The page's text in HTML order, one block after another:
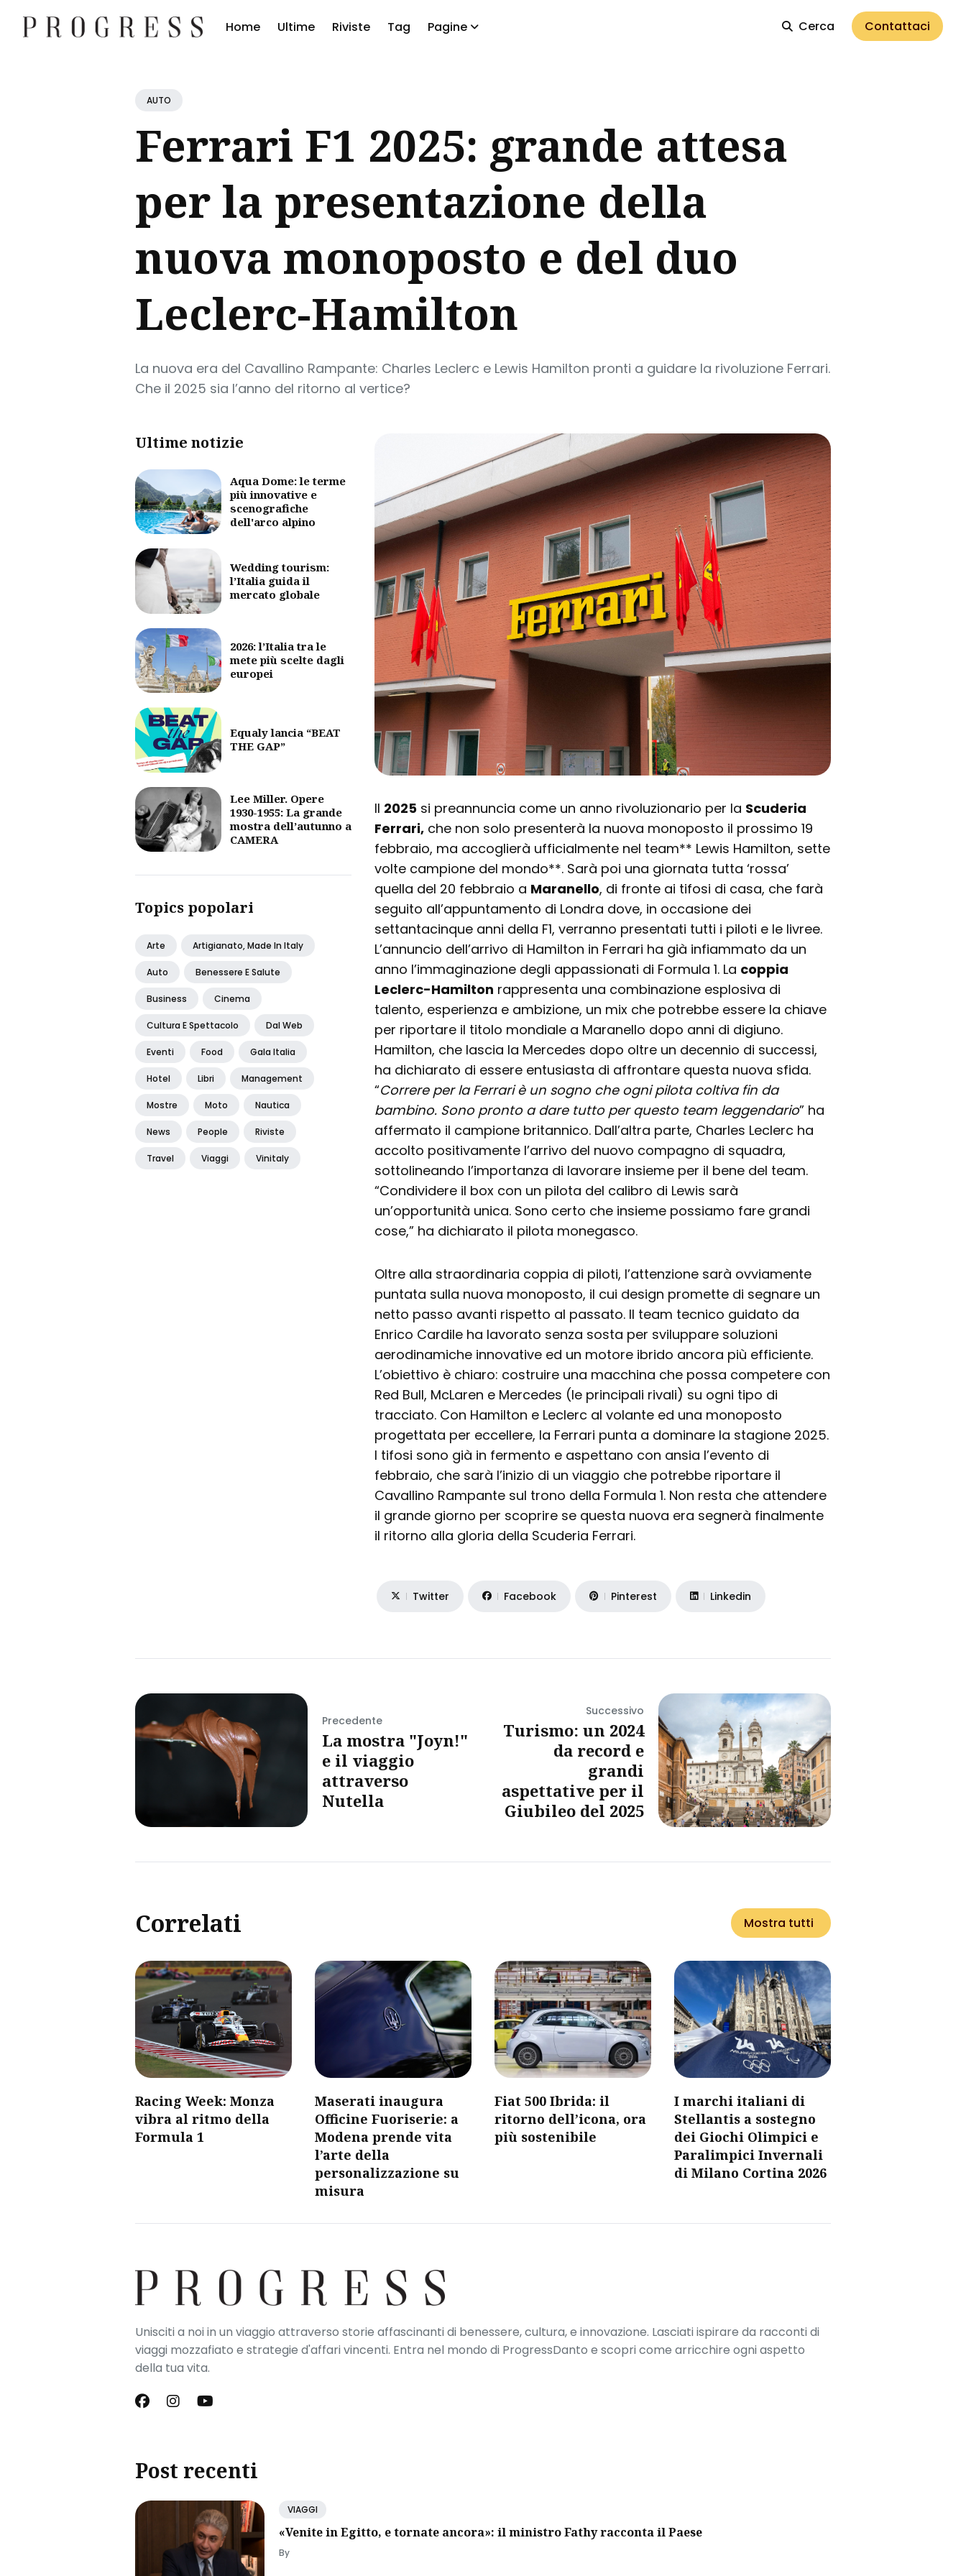
Home Ultime Riviste Tag Pagine Cerca Contattaci
AUTO
Ferrari F1 2025: grande attesa
per la presentazione della
nuova monoposto e del duo
Leclerc-Hamilton
La nuova era del Cavallino Rampante: Charles Leclerc e Lewis Hamilton pronti a guidare la rivoluzione Ferrari.
Che il 2025 sia l’anno del ritorno al vertice?
Ultime notizie
Aqua Dome: le terme
più innovative e
scenografiche
dell'arco alpino
Wedding tourism:
l’Italia guida il
mercato globale
2026: l’Italia tra le
mete più scelte dagli
europei
Equaly lancia “BEAT
THE GAP”
Lee Miller. Opere
1930-1955: La grande
mostra dell’autunno a
CAMERA
Topics popolari
Arte Artigianato, Made In Italy
Auto Benessere E Salute
Business Cinema
Cultura E Spettacolo Dal Web
Eventi Food Gala Italia
Hotel Libri Management
Mostre Moto Nautica
News People Riviste
Travel Viaggi Vinitaly
Il 2025 si preannuncia come un anno rivoluzionario per la Scuderia
Ferrari, che non solo presenterà la nuova monoposto il prossimo 19
febbraio, ma accoglierà ufficialmente nel team** Lewis Hamilton, sette
volte campione del mondo**. Sarà poi una giornata tutta ‘rossa’
quella del 20 febbraio a Maranello, di fronte ai tifosi di casa, che farà
seguito all’appuntamento di Londra dove, in occasione dei
settantacinque anni della F1, verranno presentati tutti i piloti e le livree.
L’annuncio dell’arrivo di Hamilton in Ferrari ha già infiammato da un
anno l’immaginazione degli appassionati di Formula 1. La coppia
Leclerc-Hamilton rappresenta una combinazione esplosiva di
talento, esperienza e ambizione, un mix che potrebbe essere la chiave
per riportare il titolo mondiale a Maranello dopo anni di digiuno.
Hamilton, che lascia la Mercedes dopo oltre un decennio di successi,
ha dichiarato di essere entusiasta di affrontare questa nuova sfida.
“Correre per la Ferrari è un sogno che ogni pilota coltiva fin da
bambino. Sono pronto a dare tutto per questo team leggendario” ha
affermato il campione britannico. Dall’altra parte, Charles Leclerc ha
accolto positivamente l’arrivo del nuovo compagno di squadra,
sottolineando l’importanza di lavorare insieme per il bene del team.
“Condividere il box con un pilota del calibro di Lewis sarà
un’opportunità unica. Sono certo che insieme possiamo fare grandi
cose,” ha dichiarato il pilota monegasco.
Oltre alla straordinaria coppia di piloti, l’attenzione sarà ovviamente
puntata sulla nuova monoposto, il cui design promette di segnare un
netto passo avanti rispetto al passato. Il team tecnico guidato da
Enrico Cardile ha lavorato senza sosta per sviluppare soluzioni
aerodinamiche innovative ed un motore ibrido ancora più efficiente.
L’obiettivo è chiaro: costruire una macchina che possa competere con
Red Bull, McLaren e Mercedes (le principali rivali) su ogni tipo di
tracciato. Con Hamilton e Leclerc al volante ed una monoposto
progettata per eccellere, la Ferrari punta a dominare la stagione 2025.
I tifosi sono già in fermento e aspettano con ansia l’evento di
febbraio, che sarà l’inizio di un viaggio che potrebbe riportare il
Cavallino Rampante sul trono della Formula 1. Non resta che attendere
il grande giorno per scoprire se questa nuova era segnerà finalmente
il ritorno alla gloria della Scuderia Ferrari.
Twitter Facebook Pinterest Linkedin
Precedente
La mostra "Joyn!"
e il viaggio
attraverso
Nutella
Successivo
Turismo: un 2024
da record e
grandi
aspettative per il
Giubileo del 2025
Correlati Mostra tutti
Racing Week: Monza
vibra al ritmo della
Formula 1
Maserati inaugura
Officine Fuoriserie: a
Modena prende vita
l’arte della
personalizzazione su
misura
Fiat 500 Ibrida: il
ritorno dell’icona, ora
più sostenibile
I marchi italiani di
Stellantis a sostegno
dei Giochi Olimpici e
Paralimpici Invernali
di Milano Cortina 2026
Unisciti a noi in un viaggio attraverso storie affascinanti di benessere, cultura, e innovazione. Lasciati ispirare da racconti di
viaggi mozzafiato e strategie d'affari vincenti. Entra nel mondo di ProgressDanto e scopri come arricchire ogni aspetto
della tua vita.
Post recenti
VIAGGI
«Venite in Egitto, e tornate ancora»: il ministro Fathy racconta il Paese
By